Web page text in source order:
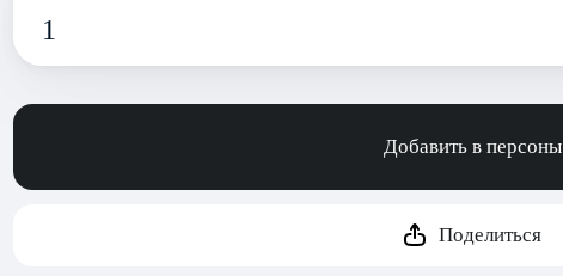
1
Добавить в персоны
Поделиться